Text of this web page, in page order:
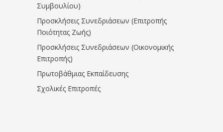
Συμβουλίου)
Προσκλήσεις Συνεδριάσεων (Επιτροπής
Ποιότητας Ζωής)
Προσκλήσεις Συνεδριάσεων (Οικονομικής
Επιτροπής)
Πρωτοβάθμιας Εκπαίδευσης
Σχολικές Επιτροπές